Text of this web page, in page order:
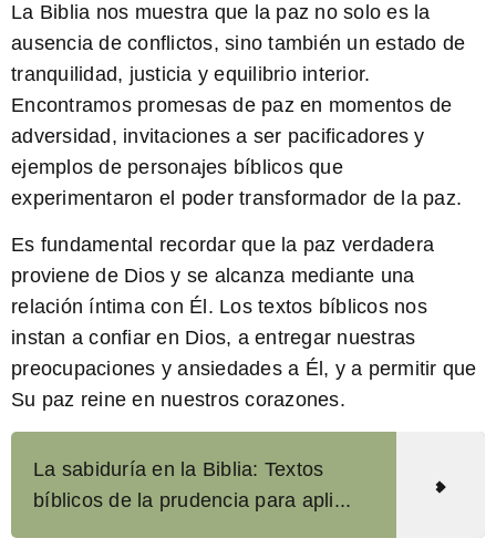
La Biblia nos muestra que la paz no solo es la
ausencia de conflictos, sino también un estado de
tranquilidad, justicia y equilibrio interior.
Encontramos promesas de paz en momentos de
adversidad, invitaciones a ser pacificadores y
ejemplos de personajes bíblicos que
experimentaron el poder transformador de la paz.
Es fundamental recordar que la paz verdadera
proviene de Dios y se alcanza mediante una
relación íntima con Él. Los textos bíblicos nos
instan a confiar en Dios, a entregar nuestras
preocupaciones y ansiedades a Él, y a permitir que
Su paz reine en nuestros corazones.
La sabiduría en la Biblia: Textos
bíblicos de la prudencia para apli...